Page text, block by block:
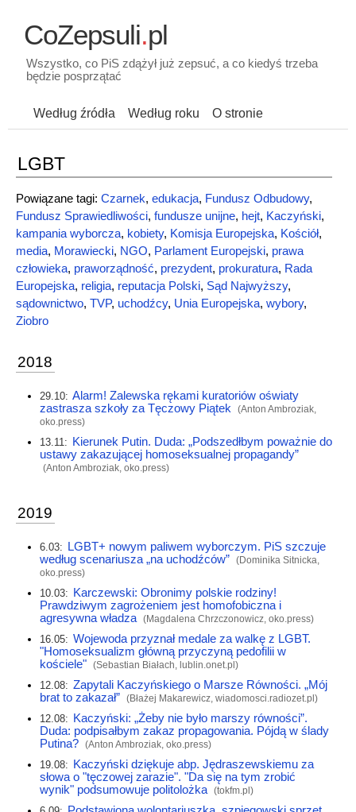
CoZepsuli.pl
Wszystko, co PiS zdążył już zepsuć, a co kiedyś trzeba
będzie posprzątać
Według źródła Według roku O stronie
LGBT
Powiązane tagi: Czarnek, edukacja, Fundusz Odbudowy,
Fundusz Sprawiedliwości, fundusze unijne, hejt, Kaczyński,
kampania wyborcza, kobiety, Komisja Europejska, Kościół,
media, Morawiecki, NGO, Parlament Europejski, prawa
człowieka, praworządność, prezydent, prokuratura, Rada
Europejska, religia, reputacja Polski, Sąd Najwyższy,
sądownictwo, TVP, uchodźcy, Unia Europejska, wybory,
Ziobro
2018
29.10: Alarm! Zalewska rękami kuratoriów oświaty
zastrasza szkoły za Tęczowy Piątek
(Anton Ambroziak,
oko.press)
13.11: Kierunek Putin. Duda: „Podszedłbym poważnie do
ustawy zakazującej homoseksualnej propagandy”
(Anton Ambroziak, oko.press)
2019
6.03:
LGBT+ nowym paliwem wyborczym. PiS szczuje
według scenariusza „na uchodźców” (Dominika Sitnicka,
oko.press)
10.03: Karczewski: Obronimy polskie rodziny!
Prawdziwym zagrożeniem jest homofobiczna i
agresywna władza (Magdalena Chrzczonowicz, oko.press)
16.05: Wojewoda przyznał medale za walkę z LGBT.
"Homoseksualizm główną przyczyną pedofilii w
kościele" (Sebastian Białach, lublin.onet.pl)
12.08: Zapytali Kaczyńskiego o Marsze Równości. „Mój
brat to zakazał” (Błażej Makarewicz, wiadomosci.radiozet.pl)
12.08: Kaczyński: „Żeby nie było marszy równości”.
Duda: podpisałbym zakaz propagowania. Pójdą w ślady
Putina? (Anton Ambroziak, oko.press)
19.08: Kaczyński dziękuje abp. Jędraszewskiemu za
słowa o "tęczowej zarazie". "Da się na tym zrobić
wynik" podsumowuje politolożka (tokfm.pl)